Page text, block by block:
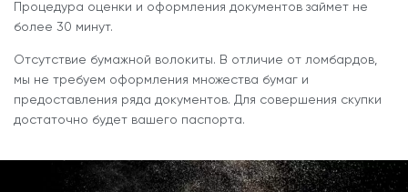
Процедура оценки и оформления документов займет не
более 30 минут.
Отсутствие бумажной волокиты. В отличие от ломбардов,
мы не требуем оформления множества бумаг и
предоставления ряда документов. Для совершения скупки
достаточно будет вашего паспорта.